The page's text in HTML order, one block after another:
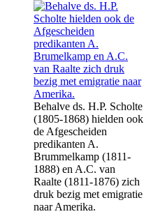
Behalve ds. H.P. Scholte
(1805-1868) hielden ook
de Afgescheiden
predikanten A.
Brummelkamp (1811-
1888) en A.C. van
Raalte (1811-1876) zich
druk bezig met emigratie
naar Amerika.